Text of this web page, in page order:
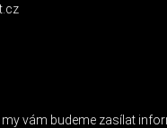
my vám budeme zasílat